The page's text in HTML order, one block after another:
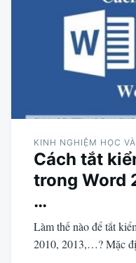
KINH NGHIỆM HỌC
Cách tắt
trong Word
…
Làm thế nào để tắt
2010, 2013,…? Mặc